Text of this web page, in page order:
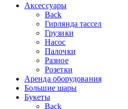
Аксессуары
Back
Гирлянда тассел
Грузики
Насос
Палочки
Разное
Розетки
Аренда оборудования
Большие шары
Букеты
Back